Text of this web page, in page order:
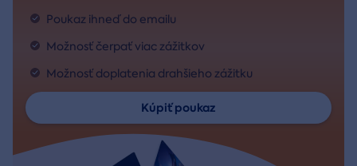
Poukaz ihneď do emailu
Možnosť čerpať viac zážitkov
Možnosť doplatenia drahšieho zážitku
Kúpiť poukaz